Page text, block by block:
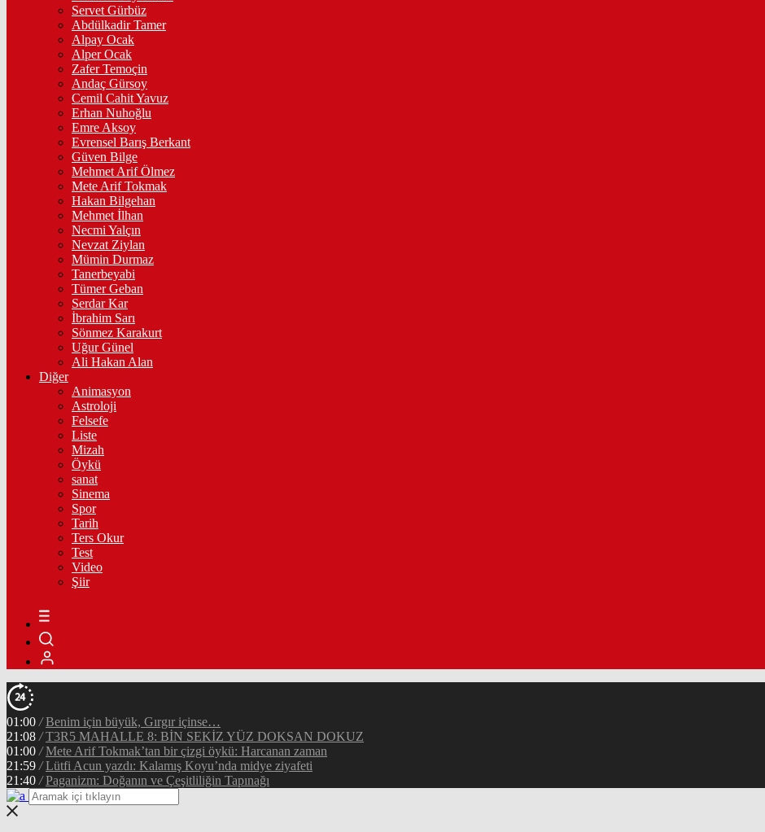
Servet Gürbüz
Abdülkadir Tamer
Alpay Ocak
Alper Ocak
Zafer Temoçin
Andaç Gürsoy
Cemil Cahit Yavuz
Erhan Nuhoğlu
Emre Aksoy
Evrensel Barış Berkant
Güven Bilge
Mehmet Arif Ölmez
Mete Arif Tokmak
Hakan Bilgehan
Mehmet İlhan
Necmi Yalçın
Nevzat Ziylan
Mümin Durmaz
Tanerbeyabi
Tümer Geban
Serdar Kar
İbrahim Sarı
Sönmez Karakurt
Uğur Günel
Ali Hakan Alan
Diğer
Animasyon
Astroloji
Felsefe
Liste
Mizah
Öykü
sanat
Sinema
Spor
Tarih
Ters Okur
Test
Video
Şiir
01:00 / Benim için büyük, Gırgır içinse…
21:08 / T3R5 MAHALLE 8: BİN SEKİZ YÜZ DOKSAN DOKUZ
01:00 / Mete Arif Tokmak’tan bir çizgi öykü: Harcanan zaman
21:59 / Lütfi Acun yazdı: Kalamış Koyu’nda midye ziyafeti
21:40 / Paganizm: Doğanın ve Çeşitliliğin Tapınağı